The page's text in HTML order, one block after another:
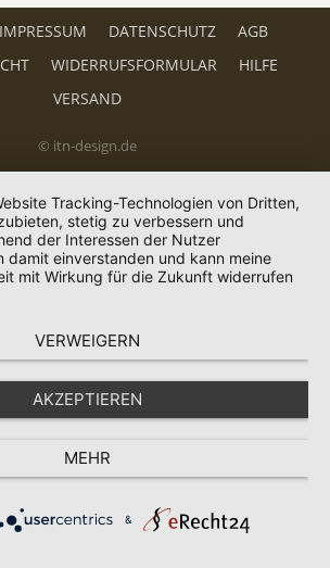
IMPRESSUM DATENSCHUTZ
AGB
WIDERRUFSFORMULAR
HILFE
VERSAND
© itn-design.de
Tracking-Technologien von Dritten,
stetig zu verbessern und
der Interessen der Nutzer
damit einverstanden und kann meine
mit Wirkung für die Zukunft widerrufen
VERWEIGERN
AKZEPTIEREN
MEHR
&